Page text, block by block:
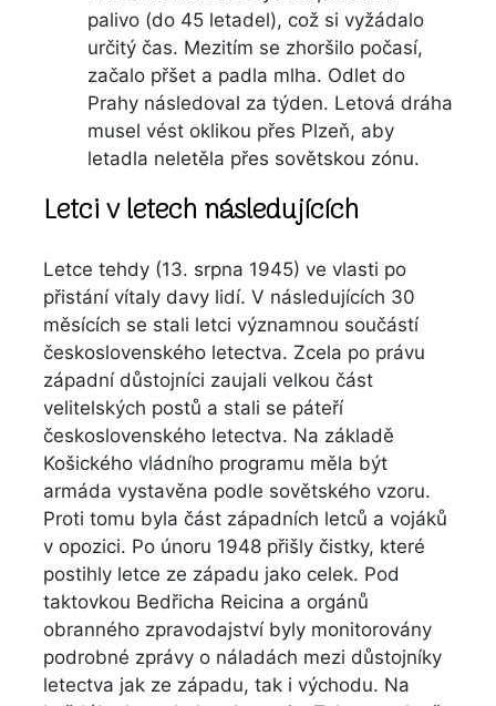
palivo (do 45 letadel), což si vyžádalo
určitý čas. Mezitím se zhoršilo počasí,
začalo přšet a padla mlha. Odlet do
Prahy následoval za týden. Letová dráha
musel vést oklikou přes Plzeň, aby
letadla neletěla přes sovětskou zónu.
Letci v letech následujících
Letce tehdy (13. srpna 1945) ve vlasti po
přistání vítaly davy lidí. V následujících 30
měsících se stali letci významnou součástí
československého letectva. Zcela po právu
západní důstojníci zaujali velkou část
velitelských postů a stali se páteří
československého letectva. Na základě
Košického vládního programu měla být
armáda vystavěna podle sovětského vzoru.
Proti tomu byla část západních letců a vojáků
v opozici. Po únoru 1948 přišly čistky, které
postihly letce ze západu jako celek. Pod
taktovkou Bedřicha Reicina a orgánů
obranného zpravodajství byly monitorovány
podrobné zprávy o náladách mezi důstojníky
letectva jak ze západu, tak i východu. Na